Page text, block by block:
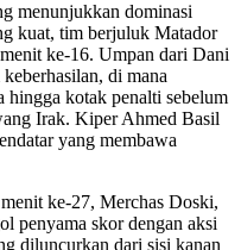
menunjukkan dominasi
kuat, tim berjuluk Matador
ke-16. Umpan dari Dani
di mana
hingga kotak penalti sebelum
Irak. Kiper Ahmed Basil
yang membawa
ke-27, Merchas Doski,
penyama skor dengan aksi
diluncurkan dari sisi kanan